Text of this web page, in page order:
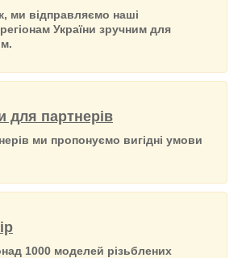
ми відправляємо наші
України зручним для
для партнерів
ми пропонуємо вигідні умови
1000 моделей різьблених